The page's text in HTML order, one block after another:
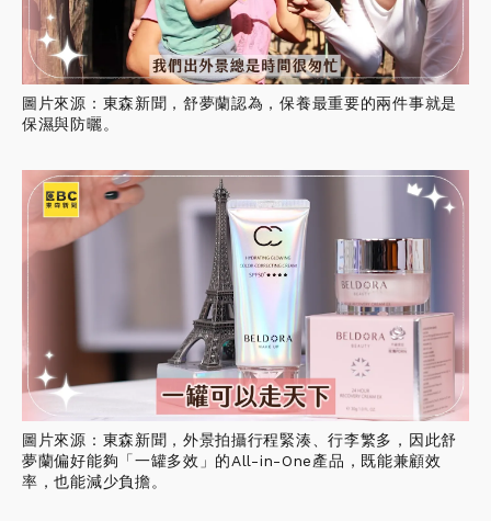
圖片來源：東森新聞，舒夢蘭認為，保養最重要的兩件事就是
保濕與防曬。
圖片來源：東森新聞，外景拍攝行程緊湊、行李繁多，因此舒
夢蘭偏好能夠「一罐多效」的All-in-One產品，既能兼顧效
率，也能減少負擔。